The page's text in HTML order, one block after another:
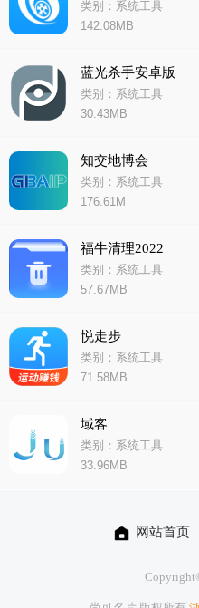
类别：系统工具
142.08MB
蓝光杀手安卓版
类别：系统工具
30.43MB
知交地博会
类别：系统工具
176.61M
福牛清理2022
类别：系统工具
57.67MB
悦走步
类别：系统工具
71.58MB
域客
类别：系统工具
33.96MB
网站首页